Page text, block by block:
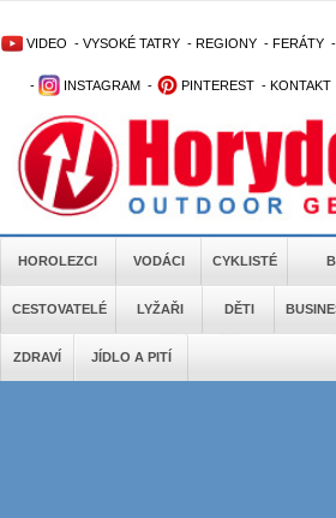
VIDEO - VYSOKÉ TATRY - REGIONY - FERÁTY -
- INSTAGRAM - PINTEREST - KONTAKT
HOROLEZCI VODÁCI CYKLISTÉ
CESTOVATELÉ LYŽAŘI DĚTI
ZDRAVÍ JÍDLO A PITÍ